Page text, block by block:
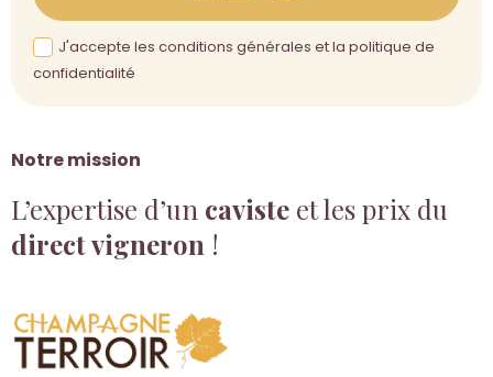
Notre mission
L’expertise d’un caviste et les prix du
direct vigneron !
J'accepte les conditions générales et la politique de
confidentialité